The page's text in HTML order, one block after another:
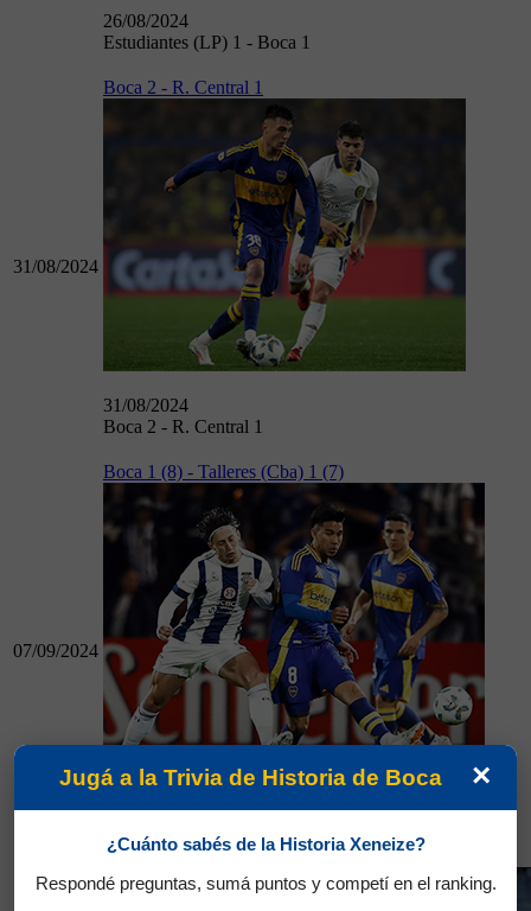
26/08/2024
Estudiantes (LP) 1 - Boca 1
31/08/2024
Boca 2 - R. Central 1
31/08/2024
Boca 2 - R. Central 1
07/09/2024
Boca 1 (8) - Talleres (Cba) 1 (7)
07/09/2024
Boca 1 (8) - Talleres (Cba) 1 (7)
Racing 2 - Boca 1
×
Jugá a la Trivia de Historia de Boca
¿Cuánto sabés de la Historia Xeneize?
Respondé preguntas, sumá puntos y competí en el ranking.